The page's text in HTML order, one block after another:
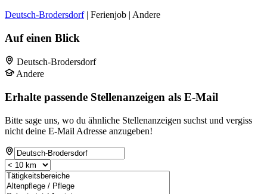
Deutsch-Brodersdorf| Ferienjob | Andere
Auf einen Blick
Deutsch-Brodersdorf
Andere
Erhalte passende Stellenanzeigen als E-Mail
Bitte sage uns, wo du ähnliche Stellenanzeigen suchst und vergiss
nicht deine E-Mail Adresse anzugeben!